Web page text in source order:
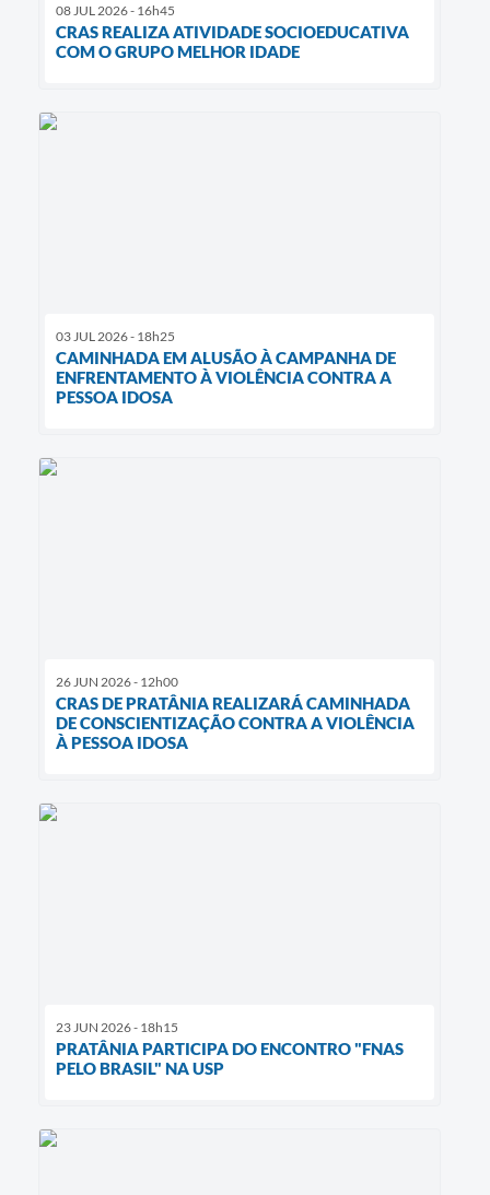
08 JUL 2026 - 16h45
CRAS REALIZA ATIVIDADE SOCIOEDUCATIVA
COM O GRUPO MELHOR IDADE
03 JUL 2026 - 18h25
CAMINHADA EM ALUSÃO À CAMPANHA DE
ENFRENTAMENTO À VIOLÊNCIA CONTRA A
PESSOA IDOSA
26 JUN 2026 - 12h00
CRAS DE PRATÂNIA REALIZARÁ CAMINHADA
DE CONSCIENTIZAÇÃO CONTRA A VIOLÊNCIA
À PESSOA IDOSA
23 JUN 2026 - 18h15
PRATÂNIA PARTICIPA DO ENCONTRO "FNAS
PELO BRASIL" NA USP